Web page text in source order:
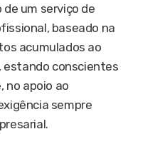
um serviço de
baseado na
acumulados ao
estando conscientes
no apoio ao
sempre